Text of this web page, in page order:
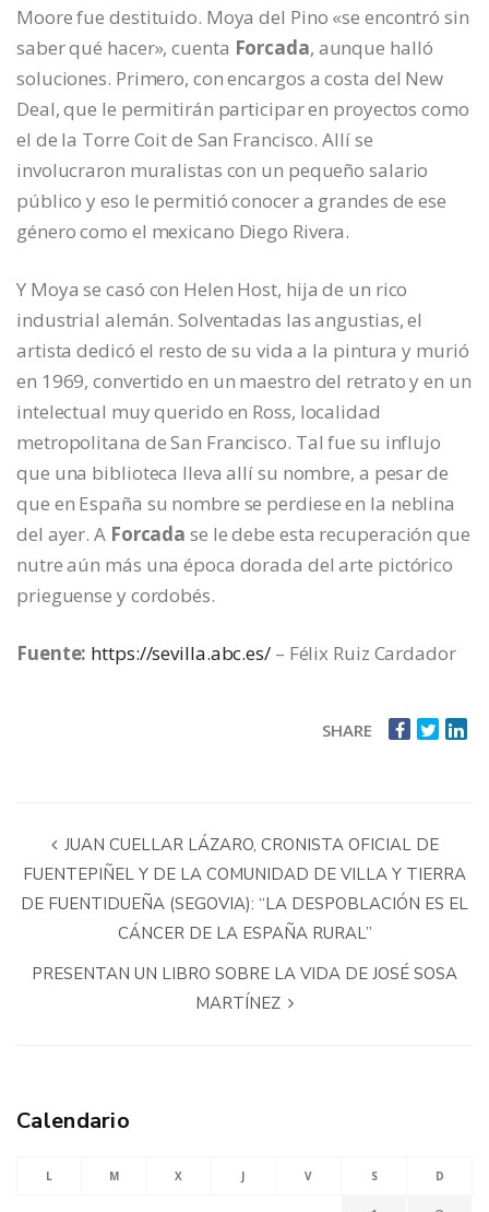
Moore fue destituido. Moya del Pino «se encontró sin
saber qué hacer», cuenta Forcada, aunque halló
soluciones. Primero, con encargos a costa del New
Deal, que le permitirán participar en proyectos como
el de la Torre Coit de San Francisco. Allí se
involucraron muralistas con un pequeño salario
público y eso le permitió conocer a grandes de ese
género como el mexicano Diego Rivera.
Y Moya se casó con Helen Host, hija de un rico
industrial alemán. Solventadas las angustias, el
artista dedicó el resto de su vida a la pintura y murió
en 1969, convertido en un maestro del retrato y en un
intelectual muy querido en Ross, localidad
metropolitana de San Francisco. Tal fue su influjo
que una biblioteca lleva allí su nombre, a pesar de
que en España su nombre se perdiese en la neblina
del ayer. A Forcada se le debe esta recuperación que
nutre aún más una época dorada del arte pictórico
prieguense y cordobés.
Fuente: https://sevilla.abc.es/– Félix Ruiz Cardador
SHARE
JUAN CUELLAR LÁZARO, CRONISTA OFICIAL DE
FUENTEPIÑEL Y DE LA COMUNIDAD DE VILLA Y TIERRA
DE FUENTIDUEÑA (SEGOVIA): “LA DESPOBLACIÓN ES EL
CÁNCER DE LA ESPAÑA RURAL”
PRESENTAN UN LIBRO SOBRE LA VIDA DE JOSÉ SOSA
MARTÍNEZ
Calendario
L M X J V S D